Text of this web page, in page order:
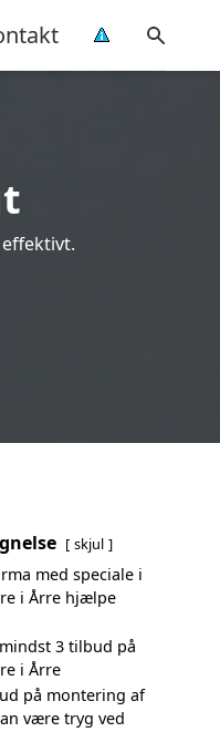
skjul
med speciale i
i Årre hjælpe
3 tilbud på
i Årre
på montering af
være tryg ved